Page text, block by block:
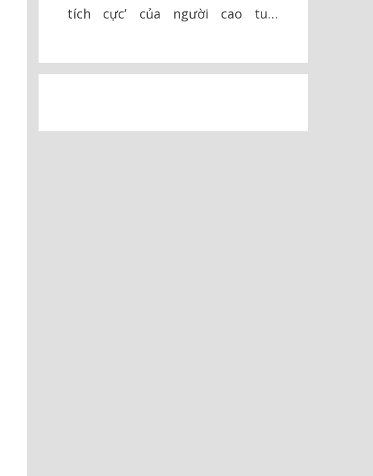
tích cực’ của người cao tuổi